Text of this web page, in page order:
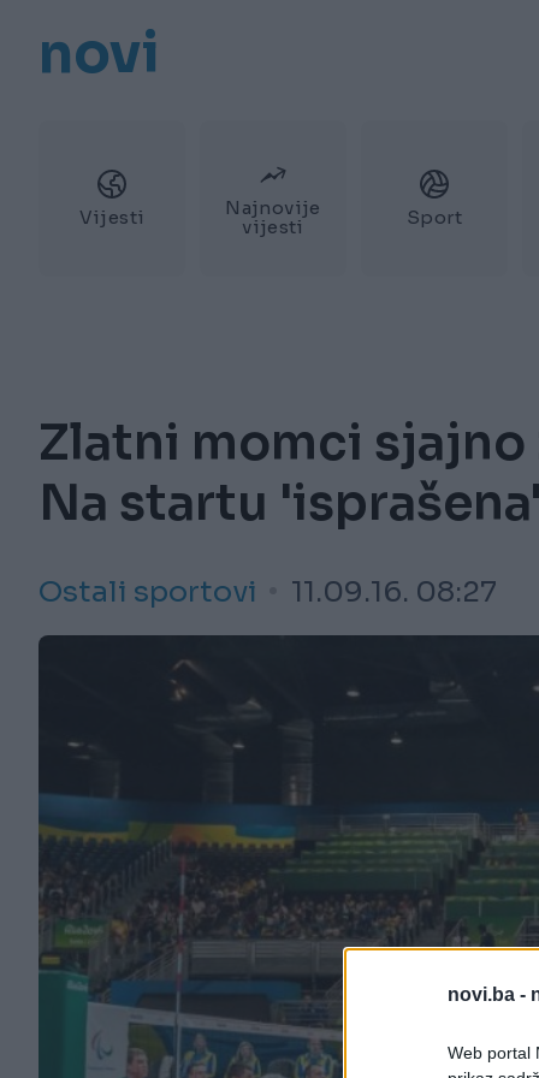
novi.ba -
Web portal
novi
Vijesti
Najnovije
vijesti
Sport
Zlatni momci
Na startu
Ostali sportovi 11.09.16. 08:27